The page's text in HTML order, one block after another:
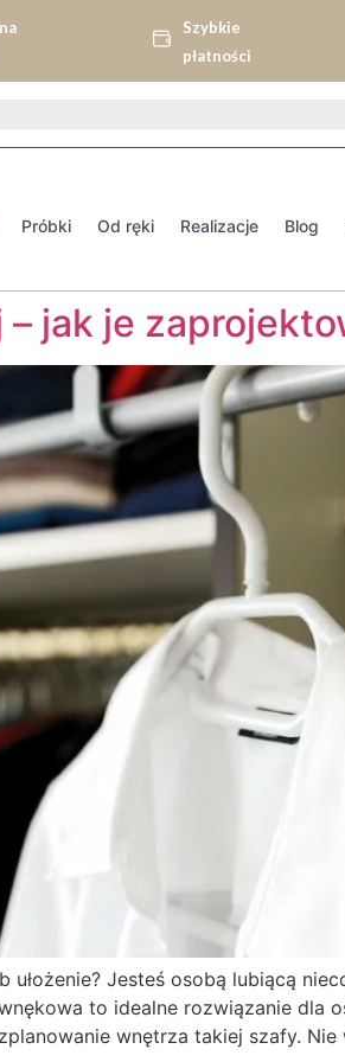
Szybkie
płatności
Próbki Od ręki Realizacje Blog
jak je
Jesteś osobą lubiącą
to idealne rozwiązanie dla
wnętrza takiej szafy.